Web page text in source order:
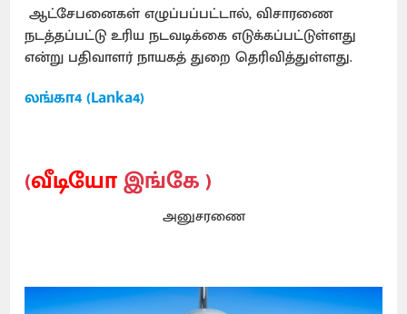
ஆட்சேபனைகள் எழுப்பப்பட்டால், விசாரணை
நடத்தப்பட்டு உரிய நடவடிக்கை எடுக்கப்பட்டுள்ளது
என்று பதிவாளர் நாயகத் துறை தெரிவித்துள்ளது.
லங்கா4 (Lanka4)
(வீடியோஇங்கே )
அனுசரணை